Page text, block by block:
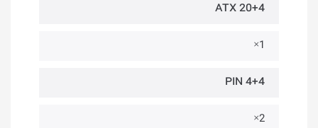
ATX 20+4
1×
4+4 PIN
2×